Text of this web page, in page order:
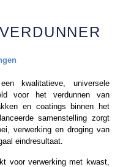
kwalitatieve, universele
voor het verdunnen van
en coatings binnen het
samenstelling zorgt
verwerking en droging van
eindresultaat.
voor verwerking met kwast,